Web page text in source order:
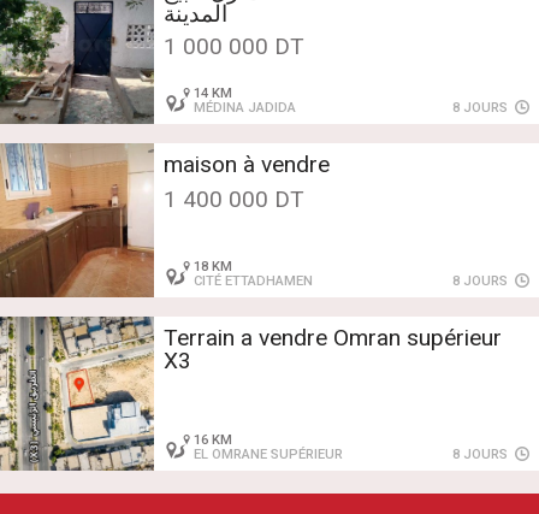
الجديدة 3بن عروس1 000 000 DT
14 KM
MÉDINA JADIDA
8 JOURS
maison à vendre
1 400 000 DT
18 KM
CITÉ ETTADHAMEN
8 JOURS
Terrain a vendre Omran supérieur
X3
16 KM
EL OMRANE SUPÉRIEUR
8 JOURS